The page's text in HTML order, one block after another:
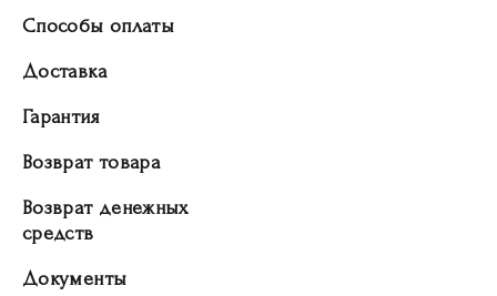
Способы оплаты
Доставка
Гарантия
Возврат товара
Возврат денежных
средств
Документы